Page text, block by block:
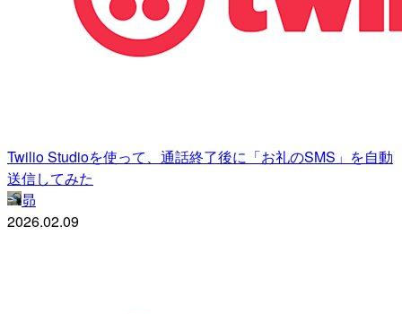
Twilio Studioを使って、通話終了後に「お礼のSMS」を自動
送信してみた
昴
2026.02.09